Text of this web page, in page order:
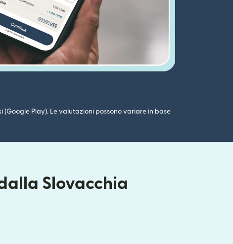
Play). Le valutazioni possono variare in base
Slovacchia